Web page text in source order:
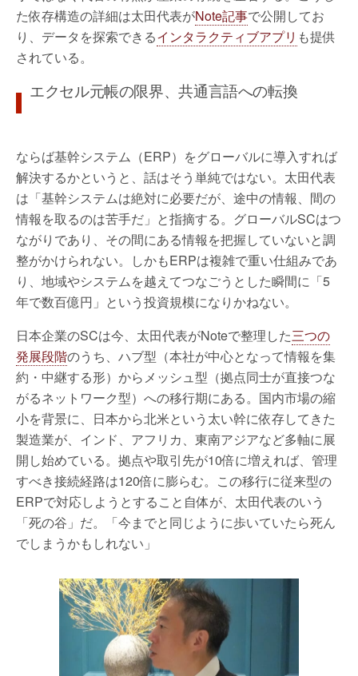
た依存構造の詳細は太田代表がNote記事で公開してお
り、データを探索できるインタラクティブアプリ も提供
されている。
エクセル元帳の限界、共通言語への転換
ならば基幹システム（ERP）をグローバルに導入すれば
解決するかというと、話はそう単純ではない。太田代表
は「基幹システムは絶対に必要だが、途中の情報、間の
情報を取るのは苦手だ」と指摘する。グローバルSCはつ
ながりであり、その間にある情報を把握していないと調
整がかけられない。しかもERPは複雑で重い仕組みであ
り、地域やシステムを越えてつなごうとした瞬間に「5
年で数百億円」という投資規模になりかねない。
日本企業のSCは今、太田代表がNoteで整理した三つの
発展段階のうち、ハブ型（本社が中心となって情報を集
約・中継する形）からメッシュ型（拠点同士が直接つな
がるネットワーク型）への移行期にある。国内市場の縮
小を背景に、日本から北米という太い幹に依存してきた
製造業が、インド、アフリカ、東南アジアなど多軸に展
開し始めている。拠点や取引先が10倍に増えれば、管理
すべき接続経路は120倍に膨らむ。この移行に従来型の
ERPで対応しようとすること自体が、太田代表のいう
「死の谷」だ。「今までと同じように歩いていたら死ん
でしまうかもしれない」